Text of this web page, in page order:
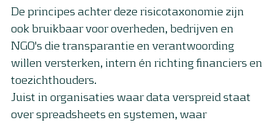
De principes achter deze risicotaxonomie zijn
ook bruikbaar voor overheden, bedrijven en
NGO's die transparantie en verantwoording
willen versterken, intern én richting financiers en
toezichthouders.
Juist in organisaties waar data verspreid staat
over spreadsheets en systemen, waar